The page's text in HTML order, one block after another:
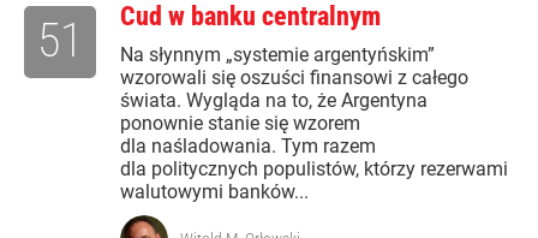
Cud w banku centralnym
Na słynnym „systemie argentyńskim”
wzorowali się oszuści finansowi z całego
świata. Wygląda na to, że Argentyna
ponownie stanie się wzorem
dla naśladowania. Tym razem
dla politycznych populistów, którzy rezerwami
walutowymi banków...
51